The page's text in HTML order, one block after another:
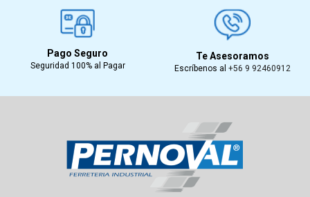
Pago Seguro
Seguridad 100% al Pagar
Te Asesoramos
Escríbenos al +56 9 92460912